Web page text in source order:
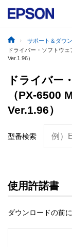
サポート＆ダウ
ドライバー・ソフトウ
Ver.1.96）
ドライバー
（PX-6500
Ver.1.96）
型番検索 例）
使用許諾書
ダウンロードの前